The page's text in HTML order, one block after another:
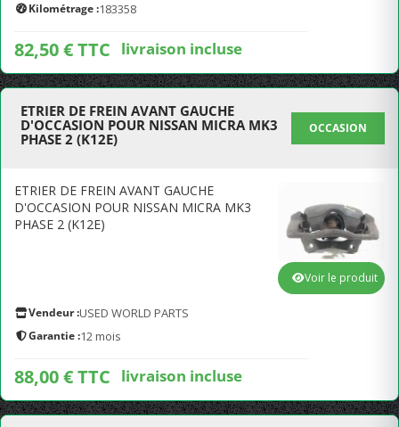
Kilométrage :183358
82,50 € TTC livraison incluse
ETRIER DE FREIN AVANT GAUCHE
D'OCCASION POUR NISSAN MICRA MK3
PHASE 2 (K12E)
OCCASION
ETRIER DE FREIN AVANT GAUCHE
D'OCCASION POUR NISSAN MICRA MK3
PHASE 2 (K12E)
Vendeur :USED WORLD PARTS
Garantie :12 mois
88,00 € TTC livraison incluse
Voir le produit